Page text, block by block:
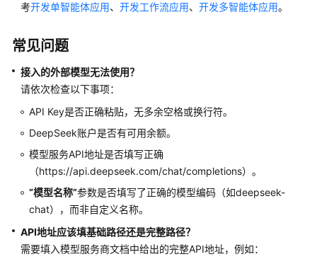
考开发单智能体应用、 开发工作流应用、 开发多智能体应用。
常见问题
接入的外部模型无法使用？
请依次检查以下事项：
API Key是否正确粘贴，无多余空格或换行符。
DeepSeek账户是否有可用余额。
模型服务API地址是否填写正确
（https://api.deepseek.com/chat/completions）。
“模型名称”参数是否填写了正确的模型编码（如deepseek-
chat），而非自定义名称。
API地址应该填基础路径还是完整路径？
需要填入模型服务商文档中给出的完整API地址，例如：